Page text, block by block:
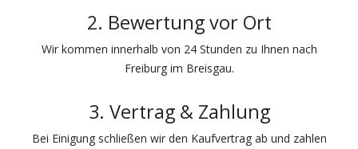
2. Bewertung vor Ort
Wir kommen innerhalb von 24 Stunden zu Ihnen nach
Freiburg im Breisgau.
3. Vertrag & Zahlung
Bei Einigung schließen wir den Kaufvertrag ab und zahlen